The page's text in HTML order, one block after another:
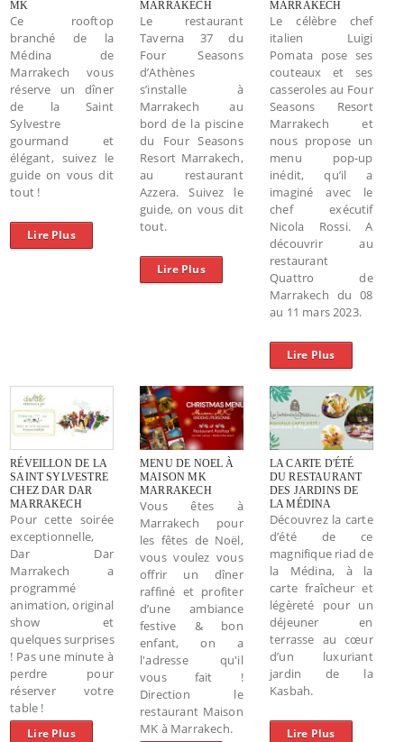
MK
Ce rooftop
branché de la
Médina de
Marrakech vous
réserve un dîner
de la Saint
Sylvestre
gourmand et
élégant, suivez le
guide on vous dit
tout !
Lire Plus
MARRAKECH
Le restaurant
Taverna 37 du
Four Seasons
d’Athènes
s’installe à
Marrakech au
bord de la piscine
du Four Seasons
Resort Marrakech,
au restaurant
Azzera. Suivez le
guide, on vous dit
tout.
Lire Plus
MARRAKECH
Le célèbre chef
italien Luigi
Pomata pose ses
couteaux et ses
casseroles au Four
Seasons Resort
Marrakech et
nous propose un
menu pop-up
inédit, qu’il a
imaginé avec le
chef exécutif
Nicola Rossi. A
découvrir au
restaurant
Quattro de
Marrakech du 08
au 11 mars 2023.
Lire Plus
RÉVEILLON DE LA
SAINT SYLVESTRE
CHEZ DAR DAR
MARRAKECH
Pour cette soirée
exceptionnelle,
Dar Dar
Marrakech a
programmé
animation, original
show et
quelques surprises
! Pas une minute à
perdre pour
réserver votre
table !
Lire Plus
MENU DE NOEL À
MAISON MK
MARRAKECH
Vous êtes à
Marrakech pour
les fêtes de Noël,
vous voulez vous
offrir un dîner
raffiné et profiter
d’une ambiance
festive & bon
enfant, on a
l'adresse qu'il
vous fait !
Direction le
restaurant Maison
MK à Marrakech.
LA CARTE D'ÉTÉ
DU RESTAURANT
DES JARDINS DE
LA MÉDINA
Découvrez la carte
d’été de ce
magnifique riad de
la Médina, à la
carte fraîcheur et
légèreté pour un
déjeuner en
terrasse au cœur
d’un luxuriant
jardin de la
Kasbah.
Lire Plus